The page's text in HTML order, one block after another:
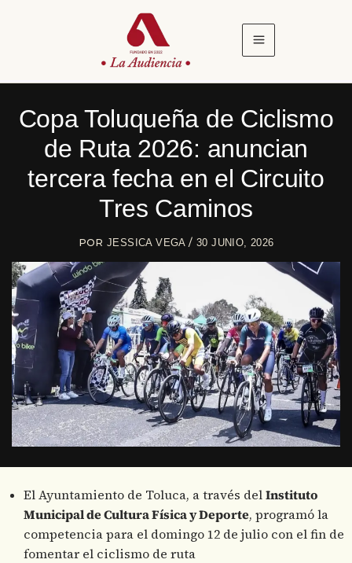
Copa Toluqueña de Ciclismo
de Ruta 2026: anuncian
tercera fecha en el Circuito
Tres Caminos
PORJESSICA VEGA/ 30 JUNIO, 2026
El Ayuntamiento de Toluca, a través delInstituto
Municipal de Cultura Física y Deporte, programó la
competencia para el domingo 12 de julio con el fin de
fomentar el ciclismo de ruta